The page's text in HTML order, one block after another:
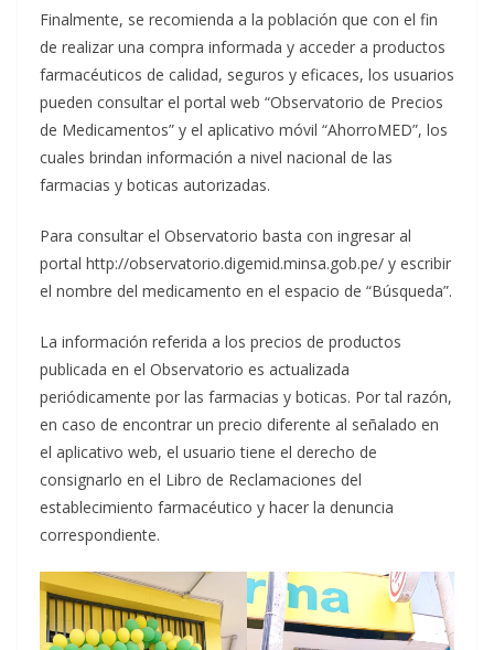
Finalmente, se recomienda a la población que con el fin
de realizar una compra informada y acceder a productos
farmacéuticos de calidad, seguros y eficaces, los usuarios
pueden consultar el portal web “Observatorio de Precios
de Medicamentos” y el aplicativo móvil “AhorroMED”, los
cuales brindan información a nivel nacional de las
farmacias y boticas autorizadas.
Para consultar el Observatorio basta con ingresar al
portal http://observatorio.digemid.minsa.gob.pe/ y escribir
el nombre del medicamento en el espacio de “Búsqueda”.
La información referida a los precios de productos
publicada en el Observatorio es actualizada
periódicamente por las farmacias y boticas. Por tal razón,
en caso de encontrar un precio diferente al señalado en
el aplicativo web, el usuario tiene el derecho de
consignarlo en el Libro de Reclamaciones del
establecimiento farmacéutico y hacer la denuncia
correspondiente.